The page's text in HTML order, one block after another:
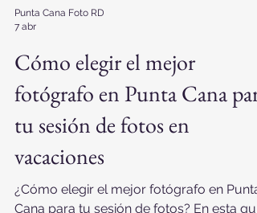
7 abr
Cómo elegir el mejor
fotógrafo en Punta Cana para
tu sesión de fotos en
vacaciones